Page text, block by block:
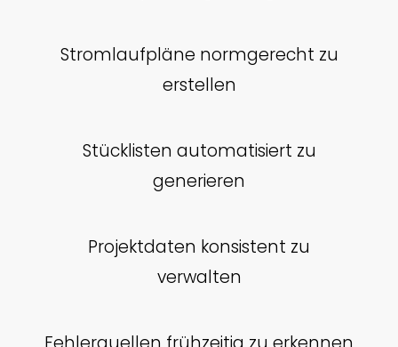
Stromlaufpläne normgerecht zu
erstellen
Stücklisten automatisiert zu
generieren
Projektdaten konsistent zu
verwalten